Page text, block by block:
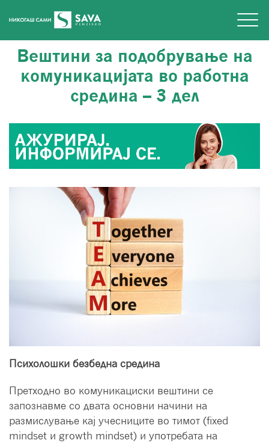
Вештини за подобрување на
комуникацијата во работна
средина – 3 дел
Психолошки безбедна средина
Претходно во комуникациски вештини се
запознавме со двата основни начини на
размислување кај учесниците во тимот (fixed
mindset и growth mindset) и употребата на